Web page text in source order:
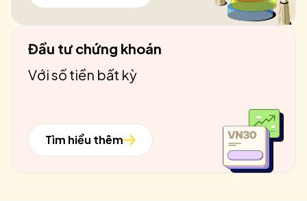
Đầu tư chứng khoán
Với số tiền bất kỳ
Tìm hiểu thêm